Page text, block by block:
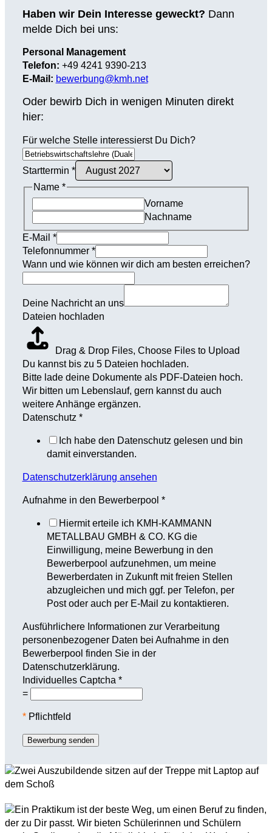
Haben wir Dein Interesse geweckt? Dann
melde Dich bei uns:
Personal Management
Telefon: +49 4241 9390-213
E-Mail: bewerbung@kmh.net
Oder bewirb Dich in wenigen Minuten direkt
hier:
Für welche Stelle interessierst Du Dich?
Starttermin *
Name *
Vorname
Nachname
E-Mail *
Telefonnummer *
Wann und wie können wir dich am besten erreichen?
Deine Nachricht an uns
Dateien hochladen
Drag & Drop Files, Choose Files to Upload
Du kannst bis zu 5 Dateien hochladen.
Bitte lade deine Dokumente als PDF-Dateien hoch.
Wir bitten um Lebenslauf, gern kannst du auch
weitere Anhänge ergänzen.
Datenschutz *
Ich habe den Datenschutz gelesen und bin
damit einverstanden.
Datenschutzerklärung ansehen
Aufnahme in den Bewerberpool *
Hiermit erteile ich KMH-KAMMANN
METALLBAU GMBH & CO. KG die
Einwilligung, meine Bewerbung in den
Bewerberpool aufzunehmen, um meine
Bewerberdaten in Zukunft mit freien Stellen
abzugleichen und mich ggf. per Telefon, per
Post oder auch per E-Mail zu kontaktieren.
Ausführlichere Informationen zur Verarbeitung
personenbezogener Daten bei Aufnahme in den
Bewerberpool finden Sie in der
Datenschutzerklärung.
Individuelles Captcha *
=
*Pflichtfeld
Bewerbung senden